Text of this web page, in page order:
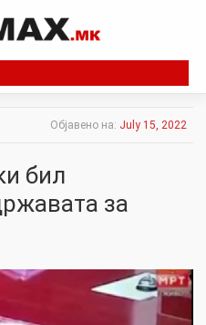
Објавено на: July 15, 2022
бил
за